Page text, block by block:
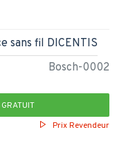
Bosch-0002
sans fil DICENTIS
Prix Revendeur